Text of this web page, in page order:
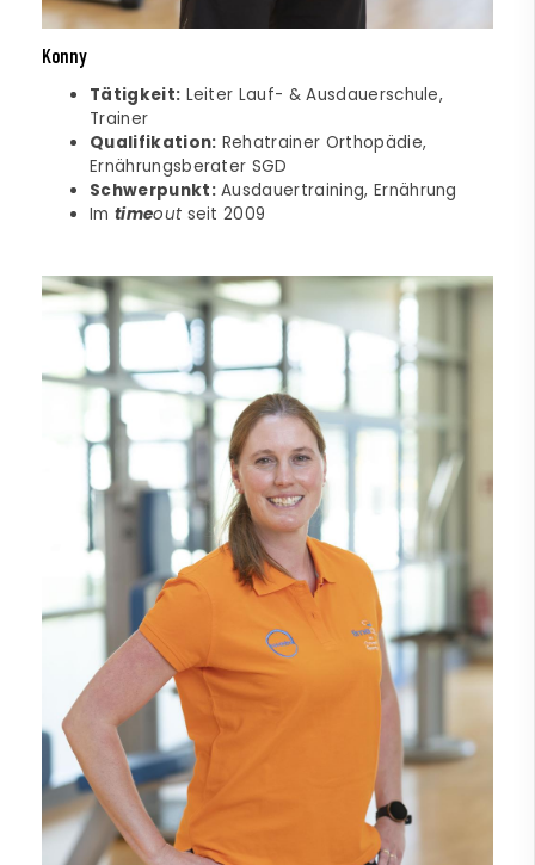
Konny
Tätigkeit: Leiter Lauf- & Ausdauerschule,
Trainer
Qualifikation: Rehatrainer Orthopädie,
Ernährungsberater SGD
Schwerpunkt:Ausdauertraining, Ernährung
Im timeout seit 2009